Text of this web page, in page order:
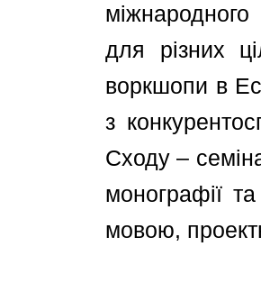
для різних
воркшопи в
з
Сходу –
монографії
мовою,